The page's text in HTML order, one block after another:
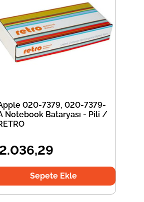
020-7379, 020-7379-
Notebook Bataryası - Pili /
Sepete Ekle